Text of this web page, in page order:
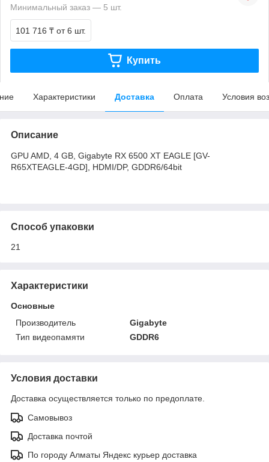
Минимальный заказ — 5 шт.
101 716 ₸ от 6 шт.
Купить
Характеристики Доставка Оплата Условия
Описание
GPU AMD, 4 GB, Gigabyte RX 6500 XT EAGLE [GV-
R65XTEAGLE-4GD], HDMI/DP, GDDR6/64bit
Способ упаковки
21
Характеристики
Основные
Производитель
Gigabyte
Тип видеопамяти
GDDR6
Условия доставки
Доставка осуществляется только по предоплате.
Самовывоз
Доставка почтой
По городу Алматы Яндекс курьер доставка